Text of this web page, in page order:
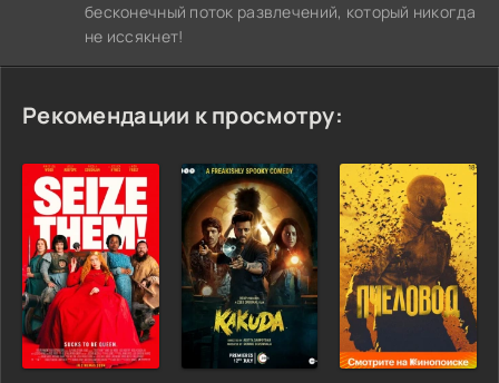
бесконечный поток развлечений, который никогда
не иссякнет!
Рекомендации к просмотру: